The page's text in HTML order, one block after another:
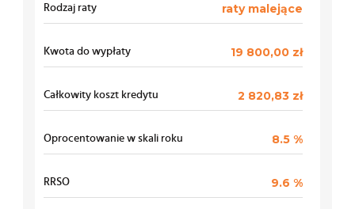
Rodzaj raty raty malejące
Kwota do wypłaty 19 800,00 zł
Całkowity koszt kredytu 2 820,83 zł
Oprocentowanie w skali roku 8.5 %
RRSO 9.6 %